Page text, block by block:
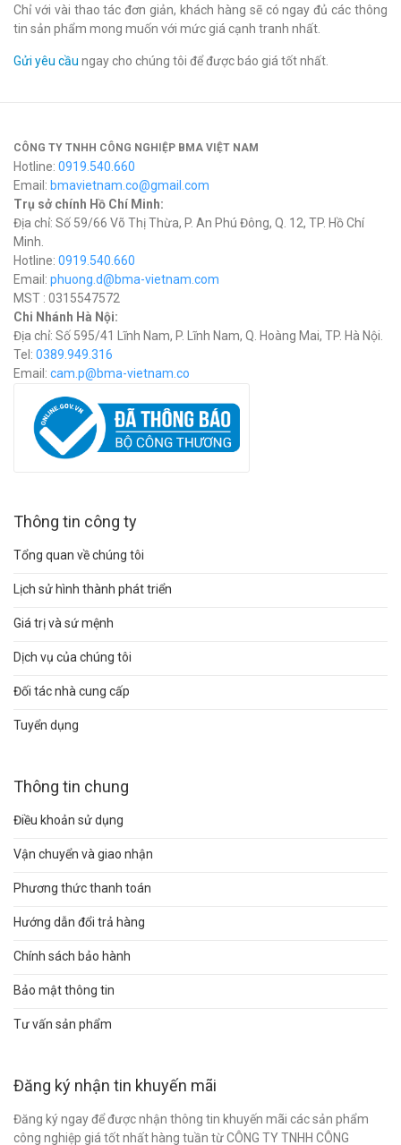
Chỉ với vài thao tác đơn giản, khách hàng sẽ có ngay đủ các thông
tin sản phẩm mong muốn với mức giá cạnh tranh nhất.
Gửi yêu cầu ngay cho chúng tôi để được báo giá tốt nhất.
CÔNG TY TNHH CÔNG NGHIỆP BMA VIỆT NAM
Hotline: 0919.540.660
Email: bmavietnam.co@gmail.com
Trụ sở chính Hồ Chí Minh:
Địa chỉ: Số 59/66 Võ Thị Thừa, P. An Phú Đông, Q. 12, TP. Hồ Chí
Minh.
Hotline: 0919.540.660
Email: phuong.d@bma-vietnam.com
MST : 0315547572
Chi Nhánh Hà Nội:
Địa chỉ: Số 595/41 Lĩnh Nam, P. Lĩnh Nam, Q. Hoàng Mai, TP. Hà Nội.
Tel: 0389.949.316
Email: cam.p@bma-vietnam.co
Thông tin công ty
Tổng quan về chúng tôi
Lịch sử hình thành phát triển
Giá trị và sứ mệnh
Dịch vụ của chúng tôi
Đối tác nhà cung cấp
Tuyển dụng
Thông tin chung
Điều khoản sử dụng
Vận chuyển và giao nhận
Phương thức thanh toán
Hướng dẫn đổi trả hàng
Chính sách bảo hành
Bảo mật thông tin
Tư vấn sản phẩm
Đăng ký nhận tin khuyến mãi
Đăng ký ngay để được nhận thông tin khuyến mãi các sản phẩm
công nghiệp giá tốt nhất hàng tuần từ CÔNG TY TNHH CÔNG